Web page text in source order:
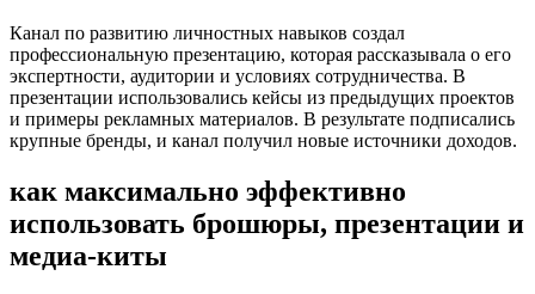
Канал по развитию личностных навыков создал
профессиональную презентацию, которая рассказывала о его
экспертности, аудитории и условиях сотрудничества. В
презентации использовались кейсы из предыдущих проектов
и примеры рекламных материалов. В результате подписались
крупные бренды, и канал получил новые источники доходов.
как максимально эффективно
использовать брошюры, презентации и
медиа-киты